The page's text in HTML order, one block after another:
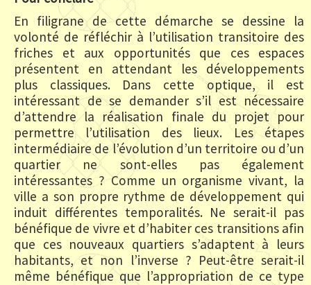
En filigrane de cette démarche se dessine la
volonté de réfléchir à l’utilisation transitoire des
friches et aux opportunités que ces espaces
présentent en attendant les développements
plus classiques. Dans cette optique, il est
intéressant de se demander s’il est nécessaire
d’attendre la réalisation finale du projet pour
permettre l’utilisation des lieux. Les étapes
intermédiaire de l’évolution d’un territoire ou d’un
quartier ne sont-elles pas également
intéressantes ? Comme un organisme vivant, la
ville a son propre rythme de développement qui
induit différentes temporalités. Ne serait-il pas
bénéfique de vivre et d’habiter ces transitions afin
que ces nouveaux quartiers s’adaptent à leurs
habitants, et non l’inverse ? Peut-être serait-il
même bénéfique que l’appropriation de ce type